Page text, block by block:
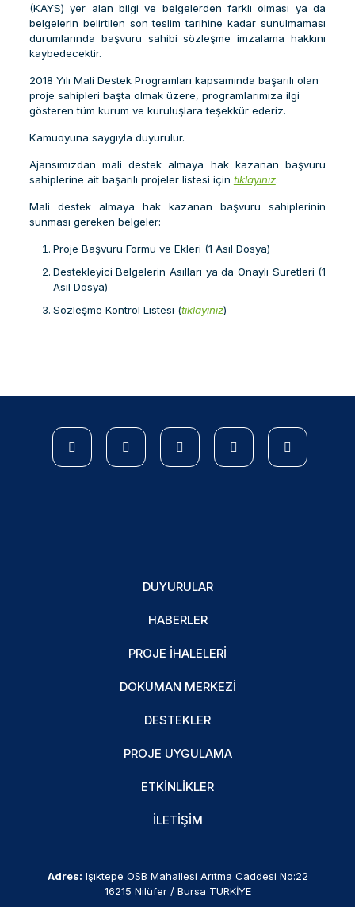
(KAYS) yer alan bilgi ve belgelerden farklı olması ya da
belgelerin belirtilen son teslim tarihine kadar sunulmaması
durumlarında başvuru sahibi sözleşme imzalama hakkını
kaybedecektir.
2018 Yılı Mali Destek Programları kapsamında başarılı olan
proje sahipleri başta olmak üzere, programlarımıza ilgi
gösteren tüm kurum ve kuruluşlara teşekkür ederiz.
Kamuoyuna saygıyla duyurulur.
Ajansımızdan mali destek almaya hak kazanan başvuru
sahiplerine ait başarılı projeler listesi için tıklayınız.
Mali destek almaya hak kazanan başvuru sahiplerinin
sunması gereken belgeler:
Proje Başvuru Formu ve Ekleri (1 Asıl Dosya)
Destekleyici Belgelerin Asılları ya da Onaylı Suretleri (1
Asıl Dosya)
Sözleşme Kontrol Listesi (tıklayınız)
DUYURULAR
HABERLER
PROJE İHALELERI
DOKÜMAN MERKEZI
DESTEKLER
PROJE UYGULAMA
ETKINLIKLER
İLETIŞIM
Adres: Işıktepe OSB Mahallesi Arıtma Caddesi No:22
16215 Nilüfer / Bursa TÜRKİYE